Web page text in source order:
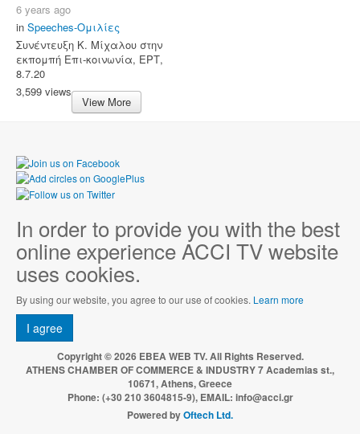
6 years ago
in Speeches-Ομιλίες
Συνέντευξη Κ. Μίχαλου στην
εκπομπή Επι-κοινωνία, ΕΡΤ,
8.7.20
3,599 views
View More
In order to provide you with the best
online experience ACCI TV website
uses cookies.
By using our website, you agree to our use of cookies. Learn more
I agree
Copyright © 2026 EBEA WEB TV. All Rights Reserved.
ATHENS CHAMBER OF COMMERCE & INDUSTRY 7 Academias st.,
10671, Athens, Greece
Phone: (+30 210 3604815-9), EMAIL: info@acci.gr
Powered byOftech Ltd.